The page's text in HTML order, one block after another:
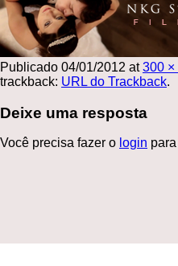
Publicado 04/01/2012 at300 ×
trackback: URL do Trackback.
Deixe uma resposta
Você precisa fazer o login